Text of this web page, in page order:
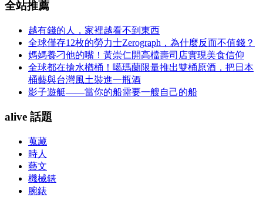
全站推薦
越有錢的人，家裡越看不到東西
全球僅存12枚的勞力士Zerograph，為什麼反而不值錢？
媽媽養刁他的嘴！黃崇仁開高檔壽司店實現美食信仰
全球都在搶水楢桶！噶瑪蘭限量推出雙桶原酒，把日本
桶藝與台灣風土裝進一瓶酒
影子遊艇——當你的船需要一艘自己的船
alive 話題
蒐藏
時人
藝文
機械錶
腕錶